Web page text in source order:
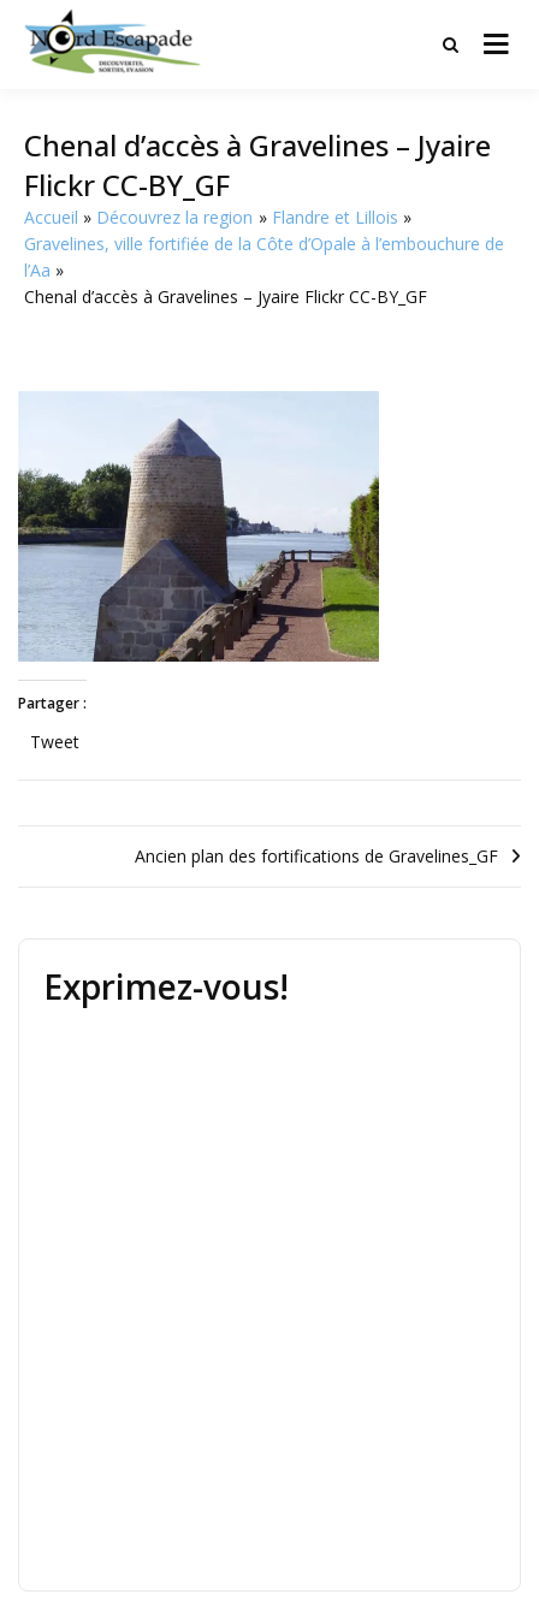
Tourisme et randonnées en Hauts
Chenal d’accès à Gravelines – Jyaire
Flickr CC-BY_GF
Accueil Découvrez la region
Flandre et Lillois
Gravelines, ville fortifiée de la Côte d’Opale à l’embouchure de
l’Aa
Chenal d’accès à Gravelines – Jyaire Flickr CC-BY_GF
Partager :
Tweet
Ancien plan des fortifications de Gravelines_GF
Exprimez-vous!